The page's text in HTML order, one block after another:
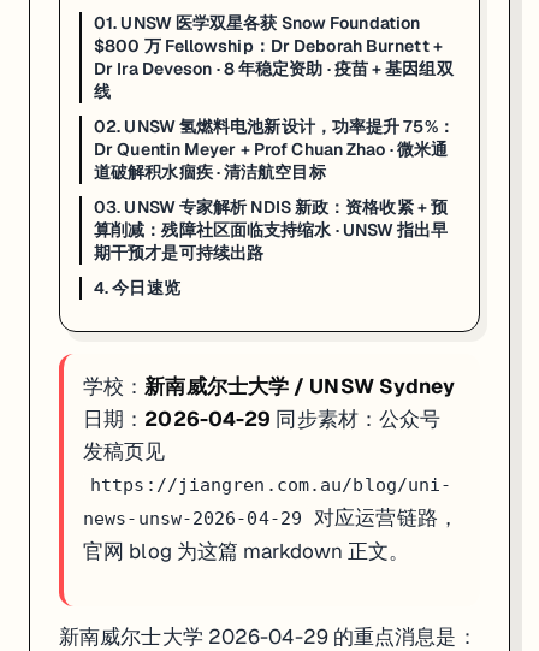
4. 今日速览
Snow 医学 Fellowship × 2：Dr Burnett（自免疫疫苗）+ Dr
氢燃料电池 +75%
NDIS 资格收紧落地
：年支出 $420 亿后政府收紧准入；部分残
如果你在看 UNSW 的申请、奖学金或研究机会，这篇可以直接当作今
01. UNSW 医学双星各获 Snow Foundation
$800 万 Fellowship：Dr Deborah Burnett +
Dr Ira Deveson · 8 年稳定资助 · 疫苗 + 基因组双
线
02. UNSW 氢燃料电池新设计，功率提升 75%：
Dr Quentin Meyer + Prof Chuan Zhao · 微米通
道破解积水痼疾 · 清洁航空目标
03. UNSW 专家解析 NDIS 新政：资格收紧 + 预
算削减：残障社区面临支持缩水 · UNSW 指出早
期干预才是可持续出路
4. 今日速览
学校：新南威尔士大学 / UNSW Sydney
日期： 2026-04-29 同步素材：公众号
发稿页见
https://jiangren.com.au/blog/uni-
news-unsw-2026-04-29
对应运营链路，
官网 blog 为这篇 markdown 正文。
新南威尔士大学 2026-04-29 的重点消息是：